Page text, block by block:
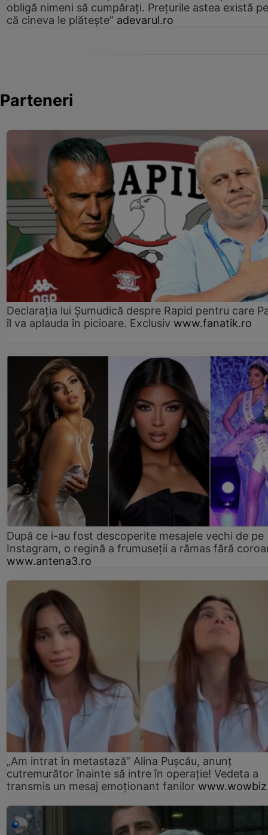
obligă nimeni să cumpărați. Prețurile astea există
că cineva le plătește” adevarul.ro
Parteneri
Declarația lui Șumudică despre Rapid pentru care
îl va aplauda în picioare. Exclusiv www.fanatik.ro
După ce i-au fost descoperite mesajele vechi de pe
Instagram, o regină a frumuseții a rămas fără
www.antena3.ro
„Am intrat în metastază” Alina Pușcău, anunț
cutremurător înainte să intre în operație! Vedeta a
transmis un mesaj emoționant fanilor